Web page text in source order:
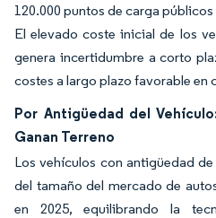
120.000 puntos de carga
El elevado coste inicial de los
genera incertidumbre a corto
costes a largo plazo favorable en
Por Antigüedad del
Ganan Terreno
Los vehículos con antigüedad
del tamaño del mercado de
en 2025, equilibrando la